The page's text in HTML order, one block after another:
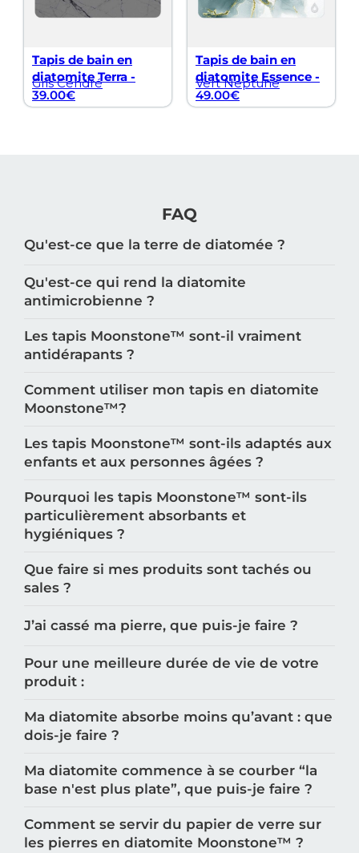
Tapis de bain en
diatomite Terra -
Gris Cendré
39.00€
Tapis de bain en
diatomite Essence -
Vert Neptune
49.00€
FAQ
Qu'est-ce que la terre de diatomée ?
Qu'est-ce qui rend la diatomite
antimicrobienne ?
Les tapis Moonstone™️ sont-il vraiment
antidérapants ?
Comment utiliser mon tapis en diatomite
Moonstone™️?
Les tapis Moonstone™️ sont-ils adaptés aux
enfants et aux personnes âgées ?
Pourquoi les tapis Moonstone™️ sont-ils
particulièrement absorbants et
hygiéniques ?
Que faire si mes produits sont tachés ou
sales ?
J’ai cassé ma pierre, que puis-je faire ?
Pour une meilleure durée de vie de votre
produit :
Ma diatomite absorbe moins qu’avant : que
dois-je faire ?
Ma diatomite commence à se courber “la
base n'est plus plate”, que puis-je faire ?
Comment se servir du papier de verre sur
les pierres en diatomite Moonstone™️ ?